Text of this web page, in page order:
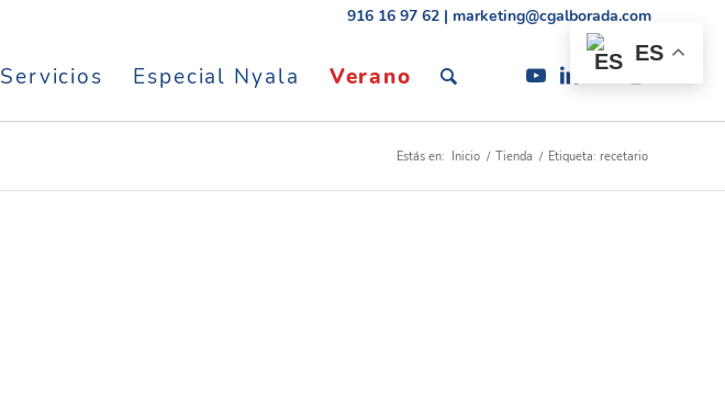
916 16 97 62 | marketing@cgalborada.com
Servicios Especial Nyala Verano
Estás en: Inicio / Tienda / Etiqueta: recetario
ES